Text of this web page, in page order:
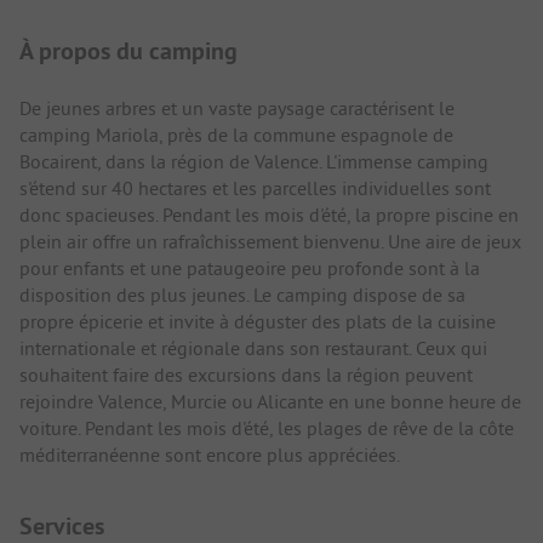
Présentation du camping
À propos du camping
De jeunes arbres et un vaste paysage caractérisent le
camping Mariola, près de la commune espagnole de
Bocairent, dans la région de Valence. L'immense camping
s'étend sur 40 hectares et les parcelles individuelles sont
donc spacieuses. Pendant les mois d'été, la propre piscine en
plein air offre un rafraîchissement bienvenu. Une aire de jeux
pour enfants et une pataugeoire peu profonde sont à la
disposition des plus jeunes. Le camping dispose de sa
propre épicerie et invite à déguster des plats de la cuisine
internationale et régionale dans son restaurant. Ceux qui
souhaitent faire des excursions dans la région peuvent
rejoindre Valence, Murcie ou Alicante en une bonne heure de
voiture. Pendant les mois d'été, les plages de rêve de la côte
méditerranéenne sont encore plus appréciées.
Services